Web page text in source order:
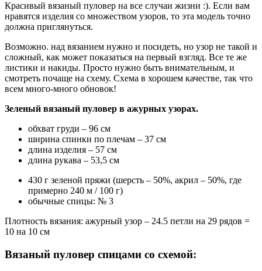
Красивый вязаный пуловер на все случаи жизни :). Если вам
нравятся изделия со множеством узоров, то эта модель точно
должна приглянуться.
Возможно. над вязанием нужно и посидеть, но узор не такой и
сложный, как может показаться на первый взгляд. Все те же
листики и накиды. Просто нужно быть внимательным, и
смотреть почаще на схему. Схема в хорошем качестве, так что
всем много-много обновок!
Зеленый вязаный пуловер в ажурных узорах.
обхват груди – 96 см
ширина спинки по плечам – 37 см
длина изделия – 57 см
длина рукава – 53,5 см
430 г зеленой пряжи (шерсть – 50%, акрил – 50%, где
примерно 240 м / 100 г)
обычные спицы: № 3
Плотность вязания: ажурный узор – 24.5 петли на 29 рядов =
10 на 10 см
Вязаный пуловер спицами со схемой: